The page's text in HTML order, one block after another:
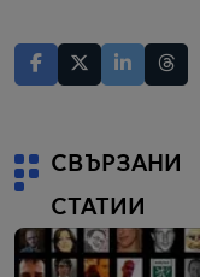
СВЪРЗАНИ
СТАТИИ